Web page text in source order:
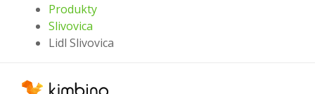
Produkty
Slivovica
Lidl Slivovica